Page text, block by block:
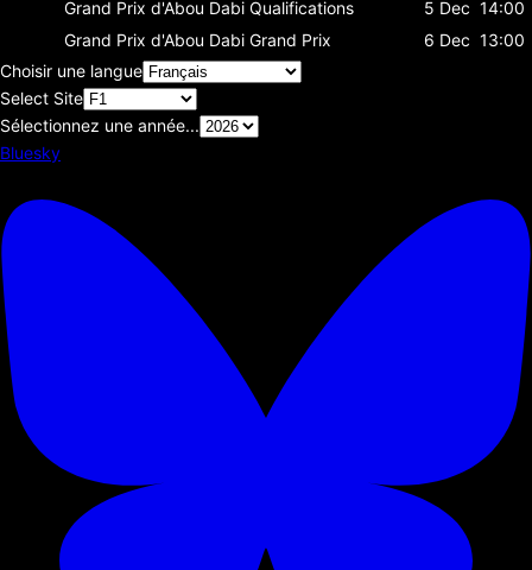
Grand Prix d'Abou Dabi Qualifications 5 Dec 14:00
Grand Prix d'Abou Dabi Grand Prix 6 Dec 13:00
Choisir une langue
Select Site
Sélectionnez une année...
Bluesky